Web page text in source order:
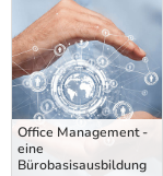
Office Management -
eine
Bürobasisausbildung